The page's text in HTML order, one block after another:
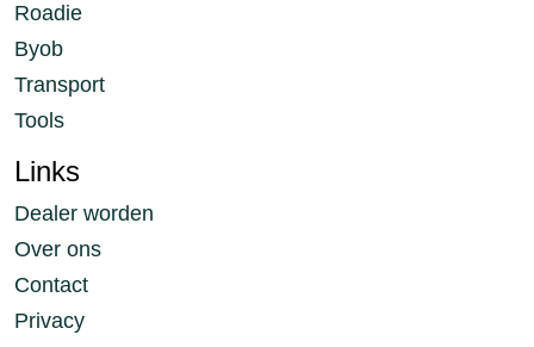
Roadie
Byob
Transport
Tools
Links
Dealer worden
Over ons
Contact
Privacy